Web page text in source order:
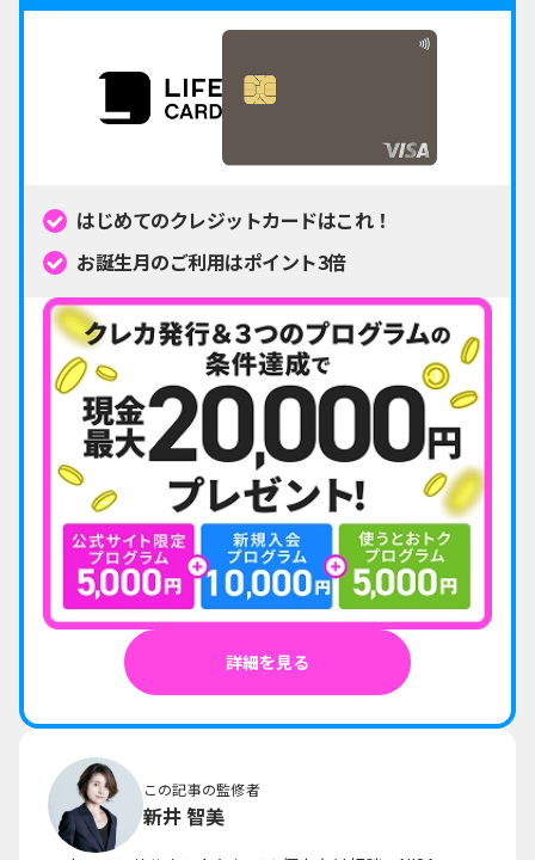
はじめてのクレジットカードはこれ！
お誕生月のご利用はポイント3倍
詳細を見る
この記事の監修者
新井 智美